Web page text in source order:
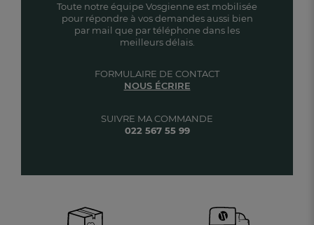
Toute notre équipe Vosgienne est mobilisée
pour répondre à vos demandes aussi bien
par mail que par téléphone dans les
meilleurs délais.
SUIVRE MA COMMANDE
022 567 55 99
FORMULAIRE DE CONTACT
NOUS ÉCRIRE